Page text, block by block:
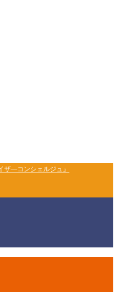
ザ―コンシェルジュ』